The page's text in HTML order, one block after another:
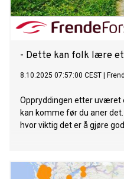
- Dette kan folk lære
8.10.2025 07:57:00 CEST
Oppryddingen etter uværet
kan komme før du aner
hvor viktig det er å gjøre